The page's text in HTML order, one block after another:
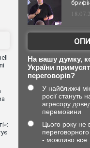
На вашу думку,
України
переговорів?
У найближчі
росії стануть
агресору
перемовини
Цього року не
- можливо все